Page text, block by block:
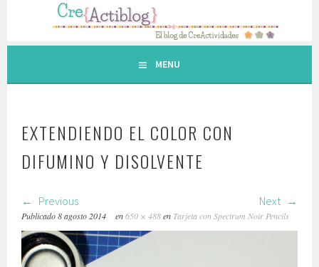
contenido.
MENU
EXTENDIENDO EL COLOR CON
DIFUMINO Y DISOLVENTE
Previous Next
Publicado8 agosto 2014 en650 × 488en Tarjeta con Spectrum Noir Pencils